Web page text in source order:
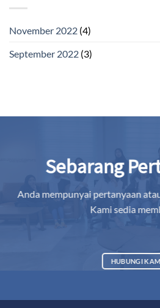
November 2022 (4)
September 2022 (3)
Sebarang
Anda mempunyai pertanyaan
Kami sedia
HUBUNGI